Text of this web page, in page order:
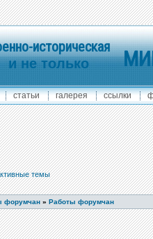
историческая
и не только
статьи галерея ссылки
темы
форумчан » Работы форумчан